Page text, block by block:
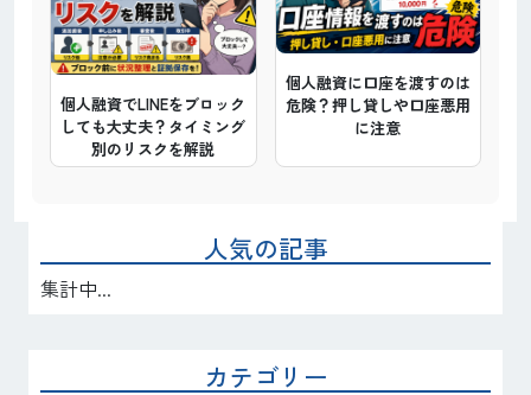
個人融資でLINEをブロック
しても大丈夫？タイミング
別のリスクを解説
個人融資に口座を渡すのは
危険？押し貸しや口座悪用
に注意
人気の記事
集計中...
カテゴリー